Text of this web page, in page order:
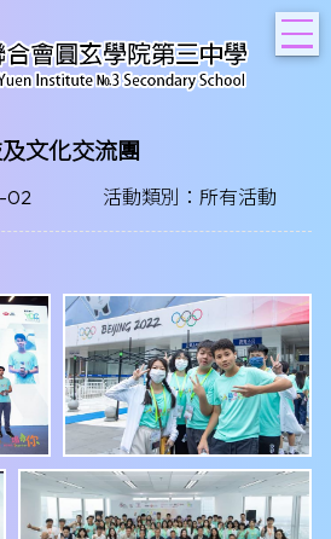
文化交流團
02 活動類別：所有活動